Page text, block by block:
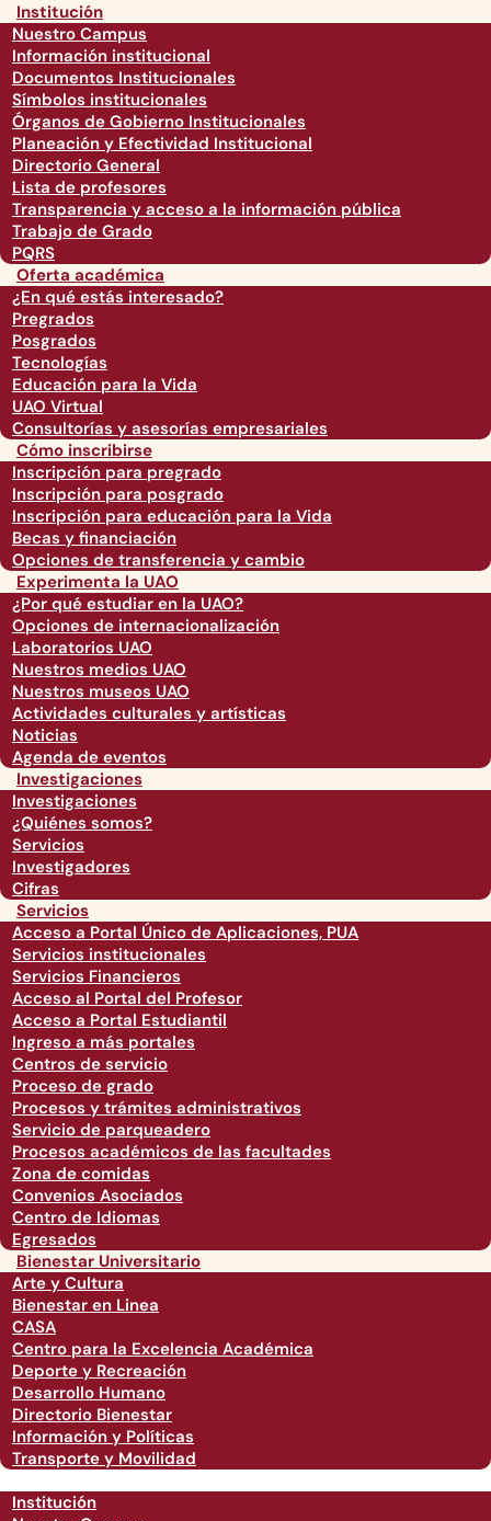
Institución
Nuestro Campus
Información institucional
Documentos Institucionales
Símbolos institucionales
Órganos de Gobierno Institucionales
Planeación y Efectividad Institucional
Directorio General
Lista de profesores
Transparencia y acceso a la información pública
Trabajo de Grado
PQRS
Oferta académica
¿En qué estás interesado?
Pregrados
Posgrados
Tecnologías
Educación para la Vida
UAO Virtual
Consultorías y asesorías empresariales
Cómo inscribirse
Inscripción para pregrado
Inscripción para posgrado
Inscripción para educación para la Vida
Becas y financiación
Opciones de transferencia y cambio
Experimenta la UAO
¿Por qué estudiar en la UAO?
Opciones de internacionalización
Laboratorios UAO
Nuestros medios UAO
Nuestros museos UAO
Actividades culturales y artísticas
Noticias
Agenda de eventos
Investigaciones
Investigaciones
¿Quiénes somos?
Servicios
Investigadores
Cifras
Servicios
Acceso a Portal Único de Aplicaciones, PUA
Servicios institucionales
Servicios Financieros
Acceso al Portal del Profesor
Acceso a Portal Estudiantil
Ingreso a más portales
Centros de servicio
Proceso de grado
Procesos y trámites administrativos
Servicio de parqueadero
Procesos académicos de las facultades
Zona de comidas
Convenios Asociados
Centro de Idiomas
Egresados
Bienestar Universitario
Arte y Cultura
Bienestar en Linea
CASA
Centro para la Excelencia Académica
Deporte y Recreación
Desarrollo Humano
Directorio Bienestar
Información y Políticas
Transporte y Movilidad
Institución